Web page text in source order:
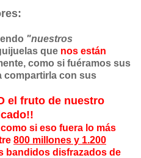
"nuestros
que nos están
como si fuéramos sus
compartirla con sus
el fruto de nuestro
si eso fuera lo más
800 millones y 1.200
bandidos disfrazados de